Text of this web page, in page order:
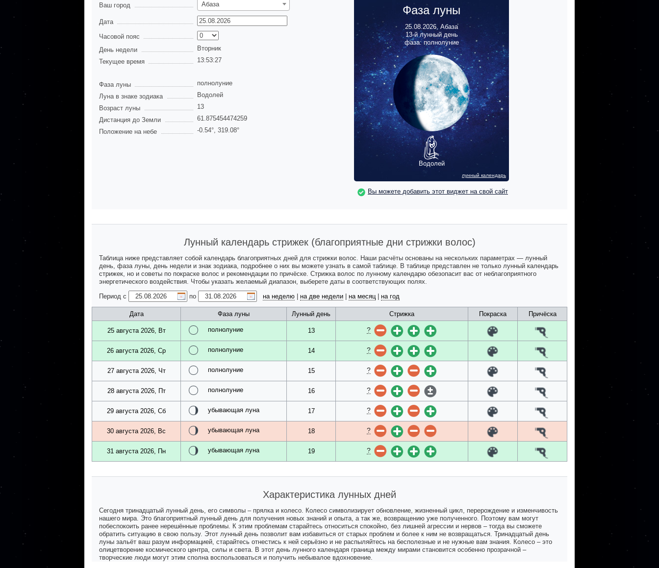
Ваш город Абаза
Дата
Часовой пояс
День недели
Вторник
Текущее время
13:53:28
Фаза луны
полнолуние
Луна в знаке зодиака
Водолей
Возраст луны
13
Дистанция до Земли
61.875454474259
Положение на небе
-0.54°, 319.08°
Фаза луны
25.08.2026, Абаза
13-й лунный день
фаза: полнолуние
Водолей
лунный календарь
Вы можете добавить этот виджет на свой сайт
Лунный календарь стрижек (благоприятные дни стрижки волос)
Таблица ниже представляет собой календарь благоприятных дней для стрижки волос. Наши расчёты основаны на нескольких параметрах — лунный
день, фаза луны, день недели и знак зодиака, подробнее о них вы можете узнать в самой таблице. В таблице представлен не только лунный календарь
стрижек, но и советы по покраске волос и рекомендации по причёске. Стрижка волос по лунному календарю обезопасит вас от неблагоприятного
энергетического воздействия. Чтобы указать желаемый диапазон, выберете даты в соответствующих полях.
Период с
по на неделю на две недели на месяц| на год
Дата Фаза луны Лунный день Стрижка Покраска Причёска
25 августа 2026, Вт полнолуние 13 ?
26 августа 2026, Ср полнолуние 14 ?
27 августа 2026, Чт полнолуние 15 ?
28 августа 2026, Пт полнолуние 16 ?
29 августа 2026, Сб убывающая луна 17 ?
30 августа 2026, Вс убывающая луна 18 ?
31 августа 2026, Пн убывающая луна 19 ?
Характеристика лунных дней
Сегодня тринадцатый лунный день, его символы – прялка и колесо. Колесо символизирует обновление, жизненный цикл, перерождение и изменчивость
нашего мира. Это благоприятный лунный день для получения новых знаний и опыта, а так же, возвращению уже полученного. Поэтому вам могут
побеспокоить ранее нерешённые проблемы. К этим проблемам старайтесь относиться спокойно, без лишней агрессии и нервов – тогда вы сможете
обратить ситуацию в свою пользу. Этот лунный день позволит вам избавиться от старых проблем и более к ним не возвращаться. Тринадцатый день
луны зальёт ваш разум информацией, старайтесь отнестись к ней серьёзно и не распыляйтесь на бесполезные и не нужные вам знания. Колесо – это
олицетворение космического центра, силы и света. В этот день лунного календаря граница между мирами становится особенно прозрачной –
творческие люди могут этим сполна воспользоваться и получить небывалое вдохновение.